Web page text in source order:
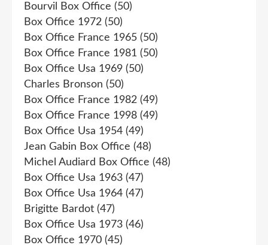
Bourvil Box Office (50)
Box Office 1972 (50)
Box Office France 1965 (50)
Box Office France 1981 (50)
Box Office Usa 1969 (50)
Charles Bronson (50)
Box Office France 1982 (49)
Box Office France 1998 (49)
Box Office Usa 1954 (49)
Jean Gabin Box Office (48)
Michel Audiard Box Office (48)
Box Office Usa 1963 (47)
Box Office Usa 1964 (47)
Brigitte Bardot (47)
Box Office Usa 1973 (46)
Box Office 1970 (45)